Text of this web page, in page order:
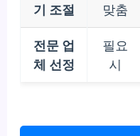
기 조절
맞춤
전문 업
체 선정
필요
시